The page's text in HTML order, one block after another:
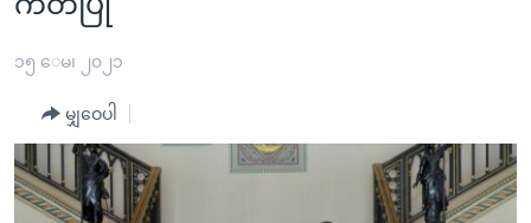
များ
ပင်မ
ကျော်
ကြည့်
အစ္စရေး-ပါလက်စတိုင်း
အင်္ဂလိပ်စာလေ့လာမယ်
အမေရိကန်သုံးအီဒီယံ
မကြေးမုံရဲ့ အင်္ဂလိပ်စာ
အပတ်စဉ်ကဏ္ဍများ
ရေဒီယို
ရေဒီယိုနှင့်ရုပ်သံ အချက်အလက်များ
၁၅ ေမ၊ ၂၀၂၁
မျှဝေပါ